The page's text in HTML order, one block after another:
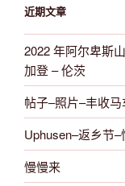
近期文章
2022 年阿尔卑斯
加登 – 伦茨
帖子–照片–丰收马
Uphusen–返乡节–
慢慢来